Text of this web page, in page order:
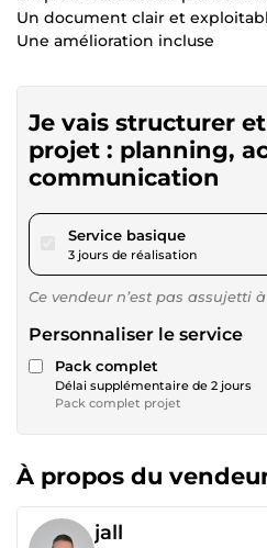
Un document clair et
Une amélioration incluse
Je vais structurer
projet : planning,
communication
Service basiquepour 69,37
3 jours de réalisation
Ce vendeur n’est pas assujetti
Personnaliser le service
Pack complet
Délai supplémentaire de 2 jours
Pack complet projet
À propos du
jall